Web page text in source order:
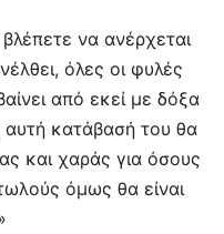
να ανέρχεται
όλες οι φυλές
από εκεί με δόξα
κατάβασή του θα
και χαράς για όσους
όμως θα είναι